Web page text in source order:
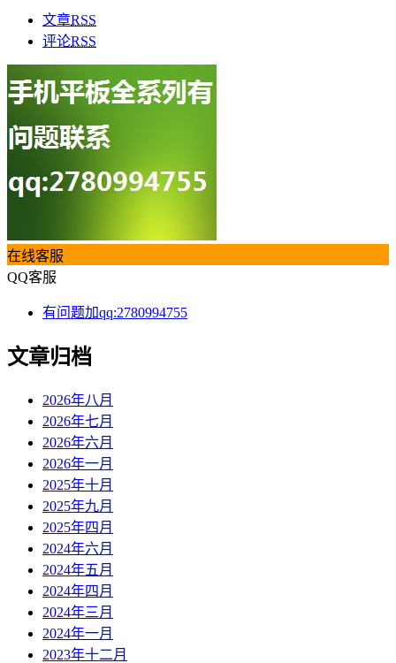
文章RSS
评论RSS
在线客服
QQ客服
有问题加qq:2780994755
文章归档
2026年八月
2026年七月
2026年六月
2026年一月
2025年十月
2025年九月
2025年四月
2024年六月
2024年五月
2024年四月
2024年三月
2024年一月
2023年十二月